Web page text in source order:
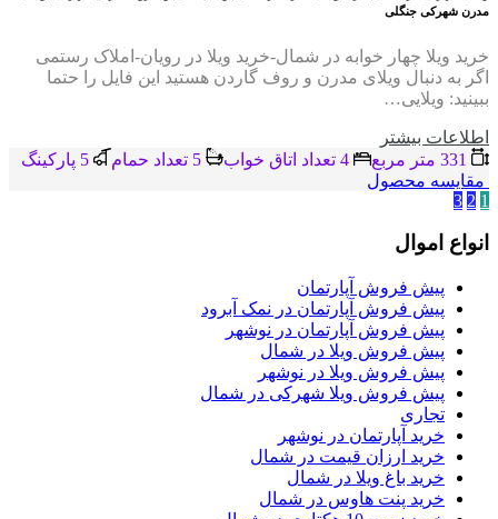
مدرن شهرکی جنگلی
خرید ویلا چهار خوابه در شمال-خرید ویلا در رویان-املاک رستمی
اگر به دنبال ویلای مدرن و روف گاردن هستید این فایل را حتما
ببینید: ویلایی…
اطلاعات بيشتر
مقایسه محصول
1
2
3
انواع اموال
پیش فروش آپارتمان
پیش فروش آپارتمان در نمک آبرود
پیش فروش آپارتمان در نوشهر
پیش فروش ویلا در شمال
پیش فروش ویلا در نوشهر
پیش فروش ویلا شهرکی در شمال
تجاری
خرید آپارتمان در نوشهر
خرید ارزان قیمت در شمال
خرید باغ ویلا در شمال
خرید پنت هاوس در شمال